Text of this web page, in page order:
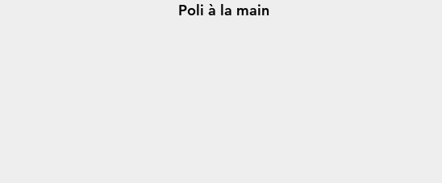
Poli à la main